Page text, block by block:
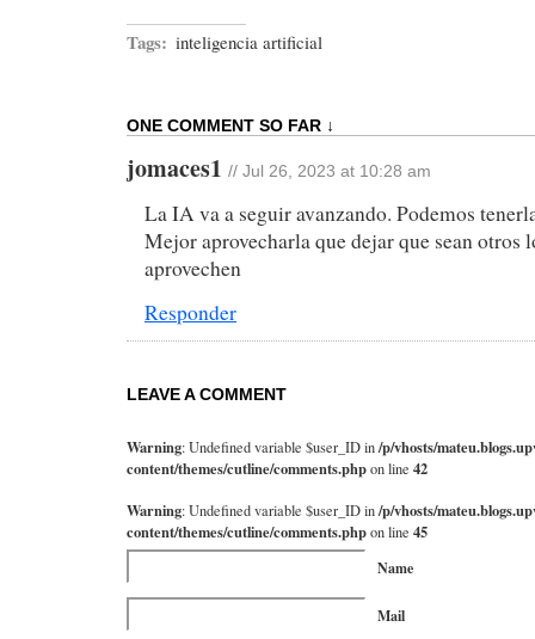
Tags: inteligencia artificial
ONE COMMENT SO FAR ↓
jomaces1 // Jul 26, 2023 at 10:28 am
La IA va a seguir avanzando. Podemos
Mejor aprovecharla que dejar que sean otros
aprovechen
Responder
LEAVE A COMMENT
Warning: Undefined variable $user_ID in/p/vhosts/
content/themes/cutline/comments.phpon line 42
Warning: Undefined variable $user_ID in/p/vhosts/
content/themes/cutline/comments.phpon line 45
Name
Mail